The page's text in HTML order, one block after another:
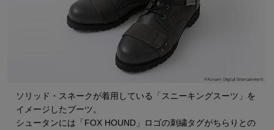
ソリッド・スネークが着用している「スニーキングスーツ」を
イメージしたブーツ。
シュータンには「FOX HOUND」ロゴの刺繍タグがちらりとの